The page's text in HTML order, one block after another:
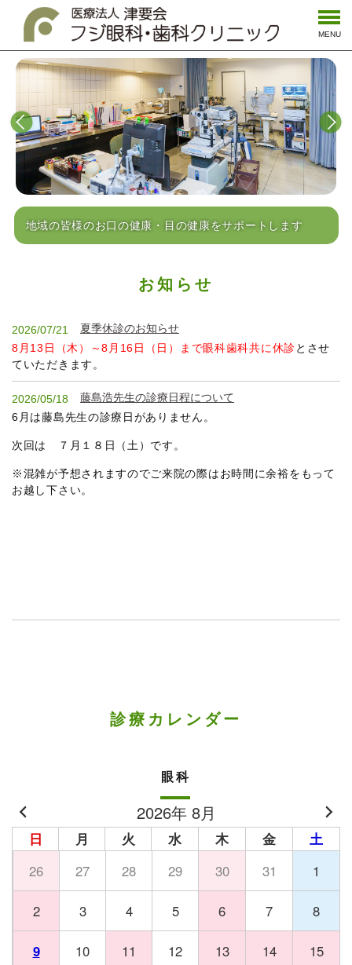
MENU
地域の皆様のお口の健康・目の健康をサポートします
お知らせ
2026/07/21
夏季休診のお知らせ
8月13日（木）～8月16日（日）まで眼科歯科共に休診とさせ
ていただきます。
2026/05/18
藤島浩先生の診療日程について
6月は藤島先生の診療日がありません。
次回は ７月１８日（土）です。
※混雑が予想されますのでご来院の際はお時間に余裕をもって
お越し下さい。
診療カレンダー
眼科
2026年 8月
日 月 火 水 木 金
土
26
27 28 29 30 31 1
2 3 4 5 6 7 8
9 10 11 12 13 14 15